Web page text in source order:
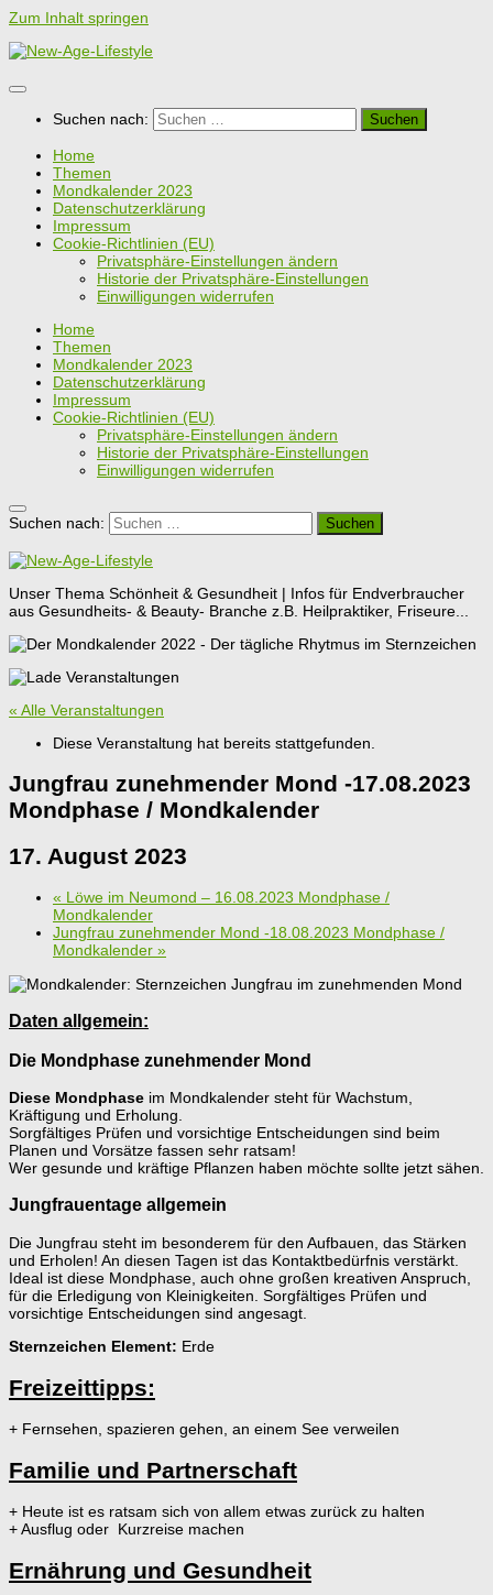
Zum Inhalt springen
Suchen nach:
Home
Themen
Mondkalender 2023
Datenschutzerklärung
Impressum
Cookie-Richtlinien (EU)
Privatsphäre-Einstellungen ändern
Historie der Privatsphäre-Einstellungen
Einwilligungen widerrufen
Home
Themen
Mondkalender 2023
Datenschutzerklärung
Impressum
Cookie-Richtlinien (EU)
Privatsphäre-Einstellungen ändern
Historie der Privatsphäre-Einstellungen
Einwilligungen widerrufen
Suchen nach:
Unser Thema Schönheit & Gesundheit | Infos für Endverbraucher
aus Gesundheits- & Beauty- Branche z.B. Heilpraktiker, Friseure...
« Alle Veranstaltungen
Diese Veranstaltung hat bereits stattgefunden.
Jungfrau zunehmender Mond -17.08.2023
Mondphase / Mondkalender
17. August 2023
« Löwe im Neumond – 16.08.2023 Mondphase /
Mondkalender
Jungfrau zunehmender Mond -18.08.2023 Mondphase /
Mondkalender »
Daten allgemein:
Die Mondphase zunehmender Mond
Diese Mondphase im Mondkalender steht für Wachstum,
Kräftigung und Erholung.
Sorgfältiges Prüfen und vorsichtige Entscheidungen sind beim
Planen und Vorsätze fassen sehr ratsam!
Wer gesunde und kräftige Pflanzen haben möchte sollte jetzt sähen.
Jungfrauentage allgemein
Die Jungfrau steht im besonderem für den Aufbauen, das Stärken
und Erholen! An diesen Tagen ist das Kontaktbedürfnis verstärkt.
Ideal ist diese Mondphase, auch ohne großen kreativen Anspruch,
für die Erledigung von Kleinigkeiten. Sorgfältiges Prüfen und
vorsichtige Entscheidungen sind angesagt.
Sternzeichen Element: Erde
Freizeittipps:
+ Fernsehen, spazieren gehen, an einem See verweilen
Familie und Partnerschaft
+ Heute ist es ratsam sich von allem etwas zurück zu halten
+ Ausflug oder Kurzreise machen
Ernährung und Gesundheit